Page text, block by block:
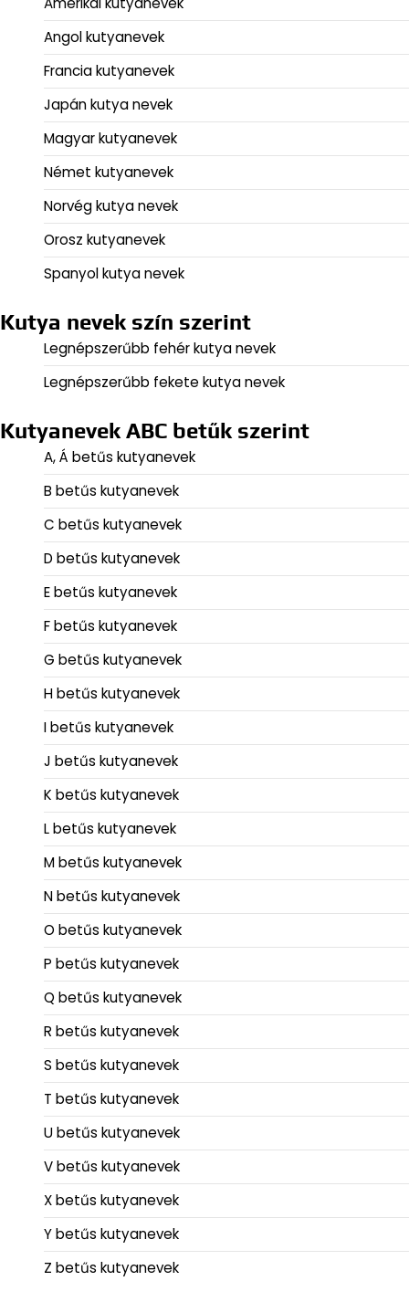
Angol kutyanevek
Francia kutyanevek
Japán kutya nevek
Magyar kutyanevek
Német kutyanevek
Norvég kutya nevek
Orosz kutyanevek
Spanyol kutya nevek
Kutya nevek szín szerint
Legnépszerűbb fehér kutya nevek
Legnépszerűbb fekete kutya nevek
Kutyanevek ABC betűk szerint
A, Á betűs kutyanevek
B betűs kutyanevek
C betűs kutyanevek
D betűs kutyanevek
E betűs kutyanevek
F betűs kutyanevek
G betűs kutyanevek
H betűs kutyanevek
I betűs kutyanevek
J betűs kutyanevek
K betűs kutyanevek
L betűs kutyanevek
M betűs kutyanevek
N betűs kutyanevek
O betűs kutyanevek
P betűs kutyanevek
Q betűs kutyanevek
R betűs kutyanevek
S betűs kutyanevek
T betűs kutyanevek
U betűs kutyanevek
V betűs kutyanevek
X betűs kutyanevek
Y betűs kutyanevek
Z betűs kutyanevek